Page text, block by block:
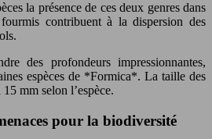
la présence de ces deux genres dans
contribuent à la dispersion des
des profondeurs impressionnantes,
espèces de *Formica*. La taille des
mm selon l’espèce.
pour la biodiversité